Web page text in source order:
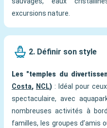
excursions nature.
2. Définir son style
Les "temples du
Costa, NCL): Idéal pour
spectaculaire, avec
nombreuses activités à
familles, les groupes d’amis